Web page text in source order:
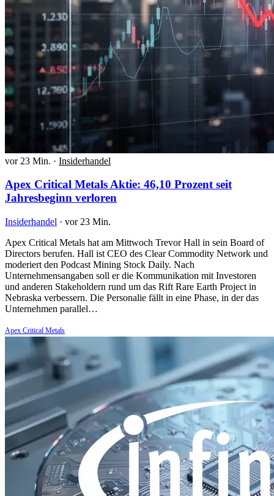
vor 23 Min. · Insiderhandel
Apex Critical Metals Aktie: 46,10 Prozent seit
Jahresbeginn verloren
Insiderhandel · vor 23 Min.
Apex Critical Metals hat am Mittwoch Trevor Hall in sein Board of
Directors berufen. Hall ist CEO des Clear Commodity Network und
moderiert den Podcast Mining Stock Daily. Nach
Unternehmensangaben soll er die Kommunikation mit Investoren
und anderen Stakeholdern rund um das Rift Rare Earth Project in
Nebraska verbessern. Die Personalie fällt in eine Phase, in der das
Unternehmen parallel…
Apex Critical Metals